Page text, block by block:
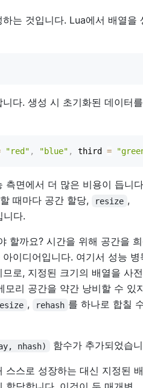
는 것입니다. Lua에서 배열을
다. 생성 시 초기화된 데이터를
"red" , "blue" , third =
측면에서 더 많은 비용이 듭니
때마다 공간 할당,
resize ,
니다.
할까요? 시간을 위해 공간을
이디어입니다. 여기서 성능 병
로, 지정된 크기의 배열을 사
모리 공간을 약간 낭비할 수 있
, rehash 를 하나로 합칠
nhash) 함수가 추가되었습
스스로 성장하는 대신 지정된